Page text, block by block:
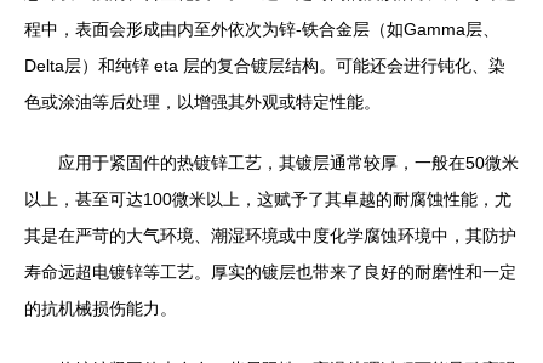
程中，表面会形成由内至外依次为锌-铁合金层（如Gamma层、
Delta层）和纯锌 eta 层的复合镀层结构。可能还会进行钝化、染
色或涂油等后处理，以增强其外观或特定性能。
应用于紧固件的热镀锌工艺，其镀层通常较厚，一般在50微米
以上，甚至可达100微米以上，这赋予了其卓越的耐腐蚀性能，尤
其是在严苛的大气环境、潮湿环境或中度化学腐蚀环境中，其防护
寿命远超电镀锌等工艺。厚实的镀层也带来了良好的耐磨性和一定
的抗机械损伤能力。